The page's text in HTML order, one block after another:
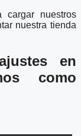
cargar nuestros
nuestra tienda
en
como